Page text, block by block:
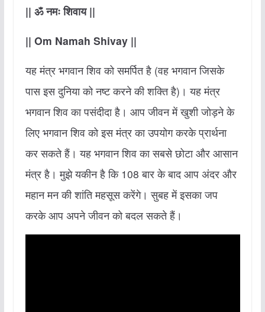
|| ॐ नमः शिवाय ||
|| Om Namah Shivay ||
यह मंत्र भगवान शिव को समर्पित है (वह भगवान जिसके
पास इस दुनिया को नष्ट करने की शक्ति है)। यह मंत्र
भगवान शिव का पसंदीदा है। आप जीवन में खुशी जोड़ने के
लिए भगवान शिव को इस मंत्र का उपयोग करके प्रार्थना
कर सकते हैं। यह भगवान शिव का सबसे छोटा और आसान
मंत्र है। मुझे यकीन है कि 108 बार के बाद आप अंदर और
महान मन की शांति महसूस करेंगे। सुबह में इसका जप
करके आप अपने जीवन को बदल सकते हैं।